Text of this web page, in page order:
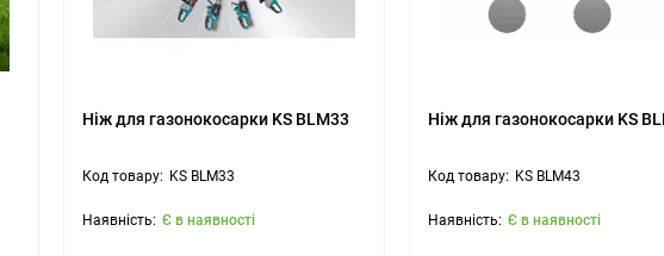
Ніж для газонокосарки KS BLM33
KS BLM33
Є в наявності
Ніж для газонокосарки KS
KS BLM43
Є в наявності